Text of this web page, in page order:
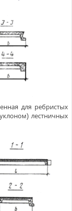
для ребристых
лестничных